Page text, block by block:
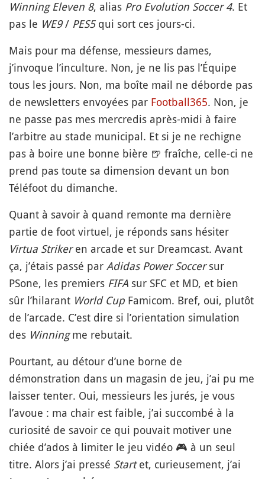
Winning Eleven 8, alias Pro Evolution Soccer 4. Et
pas le WE9/ PES5qui sort ces jours-ci.
Mais pour ma défense, messieurs dames,
j’invoque l’inculture. Non, je ne lis pas l’Équipe
tous les jours. Non, ma boîte mail ne déborde pas
de newsletters envoyées par Football365. Non, je
ne passe pas mes mercredis après-midi à faire
l’arbitre au stade municipal. Et si je ne rechigne
pas à boire une bonne bière 🍺 fraîche, celle-ci ne
prend pas toute sa dimension devant un bon
Téléfoot du dimanche.
Quant à savoir à quand remonte ma dernière
partie de foot virtuel, je réponds sans hésiter
Virtua Strikeren arcade et sur Dreamcast. Avant
ça, j’étais passé par Adidas Power Soccersur
PSone, les premiers FIFA sur SFC et MD, et bien
sûr l’hilarant World Cup Famicom. Bref, oui, plutôt
de l’arcade. C’est dire si l’orientation simulation
des Winningme rebutait.
Pourtant, au détour d’une borne de
démonstration dans un magasin de jeu, j’ai pu me
laisser tenter. Oui, messieurs les jurés, je vous
l’avoue : ma chair est faible, j’ai succombé à la
curiosité de savoir ce qui pouvait motiver une
chiée d’ados à limiter le jeu vidéo 🎮 à un seul
titre. Alors j’ai pressé Startet, curieusement, j’ai